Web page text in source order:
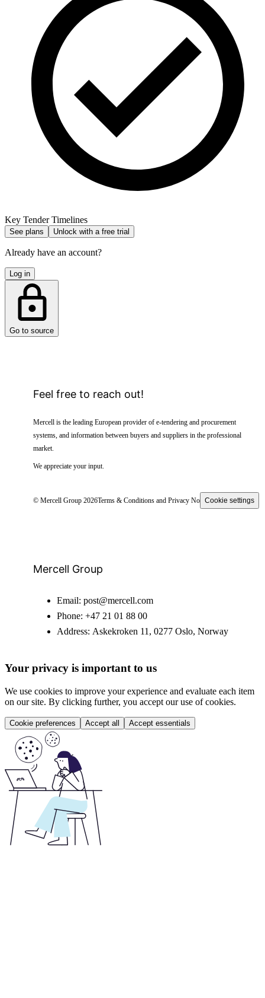
Key Tender Timelines
See plans Unlock with a free trial
Already have an account?
Log in
Go to source
Feel free to reach out!
Mercell is the leading European provider of e-tendering and procurement
systems, and information between buyers and suppliers in the professional
market.
We appreciate your input.
© Mercell Group 2026Terms & Conditions and Privacy NoticeCookie settings
Mercell Group
Email: post@mercell.com
Phone: +47 21 01 88 00
Address: Askekroken 11, 0277 Oslo, Norway
Your privacy is important to us
We use cookies to improve your experience and evaluate each item
on our site. By clicking further, you accept our use of cookies.
Cookie preferences Accept all Accept essentials